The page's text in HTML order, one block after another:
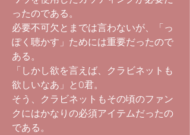
ったのである。
必要不可欠とまでは言わないが、「っ
ぽく聴かす」ためには重要だったので
ある。
「しかし欲を言えば、クラビネットも
欲しいなあ」とO君。
そう、クラビネットもその頃のファン
クにはかなりの必須アイテムだったの
である。